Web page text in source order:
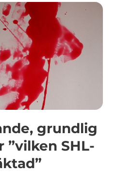
grundlig
”vilken SHL-